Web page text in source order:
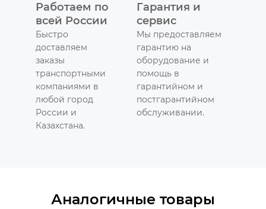
Работаем по
всей России
Быстро
доставляем
заказы
транспортными
компаниями в
любой город
России и
Казахстана.
Гарантия и
сервис
Мы предоставляем
гарантию на
оборудование и
помощь в
гарантийном и
постгарантийном
обслуживании.
Аналогичные товары